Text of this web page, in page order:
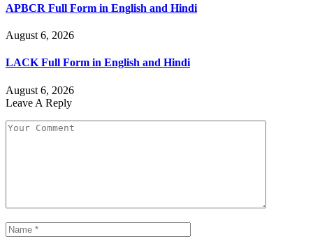
APBCR Full Form in English and Hindi
August 6, 2026
LACK Full Form in English and Hindi
August 6, 2026
Leave A Reply